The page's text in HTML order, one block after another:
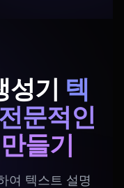
성기 텍
문적인
들기
여 텍스트 설명